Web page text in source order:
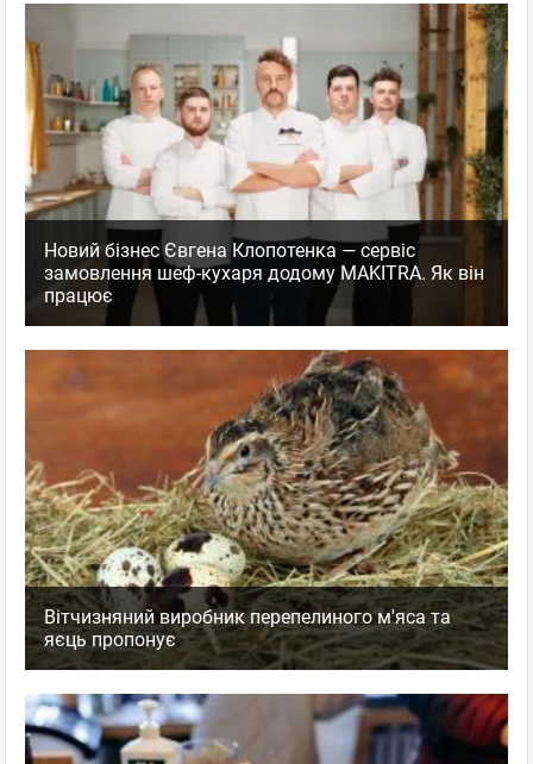
Новий бізнес Євгена Клопотенка — сервіс
замовлення шеф-кухаря додому MAKITRA. Як він
працює
Вітчизняний виробник перепелиного м'яса та
яєць пропонує